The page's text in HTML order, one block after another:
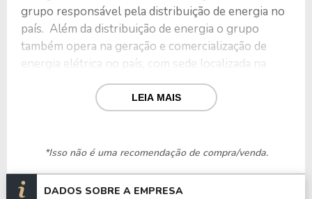
grupo responsável pela distribuição de energia no
país. Além da distribuição de energia o grupo
também opera na geração e comercialização de
energia elétrica no país, com sede localizada na
cidade de Cataguases-MG.
O Grupo é responsável pelo controle de 11
Mato Grosso do Sul, Minas Gerais, Paraíba, Paraná,
Tocantins, em um setor de 2.034 milhões km².
LEIA MAIS
*Isso não é uma recomendação de compra/venda.
DADOS SOBRE A EMPRESA